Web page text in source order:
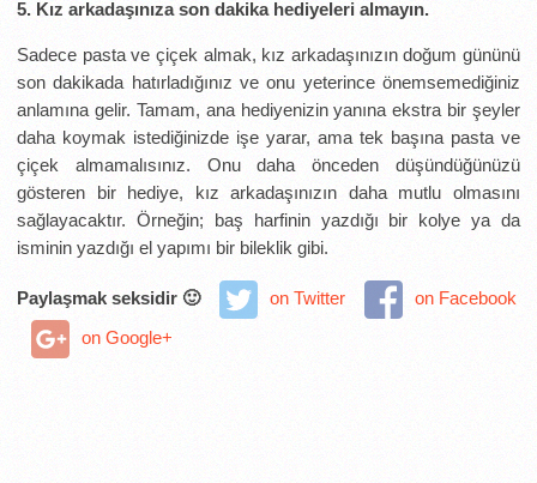
5. Kız arkadaşınıza son dakika hediyeleri almayın.
Sadece pasta ve çiçek almak, kız arkadaşınızın doğum gününü
son dakikada hatırladığınız ve onu yeterince önemsemediğiniz
anlamına gelir. Tamam, ana hediyenizin yanına ekstra bir şeyler
daha koymak istediğinizde işe yarar, ama tek başına pasta ve
çiçek almamalısınız. Onu daha önceden düşündüğünüzü
gösteren bir hediye, kız arkadaşınızın daha mutlu olmasını
sağlayacaktır. Örneğin; baş harfinin yazdığı bir kolye ya da
isminin yazdığı el yapımı bir bileklik gibi.
Paylaşmak seksidir 🙂 on Twitter
on Facebook
on Google+